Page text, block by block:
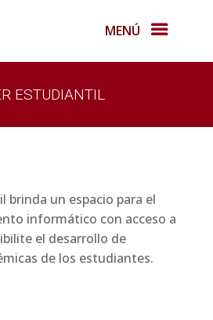
MENÚ
ESTUDIANTIL
informático con acceso a
el desarrollo de
de los estudiantes.